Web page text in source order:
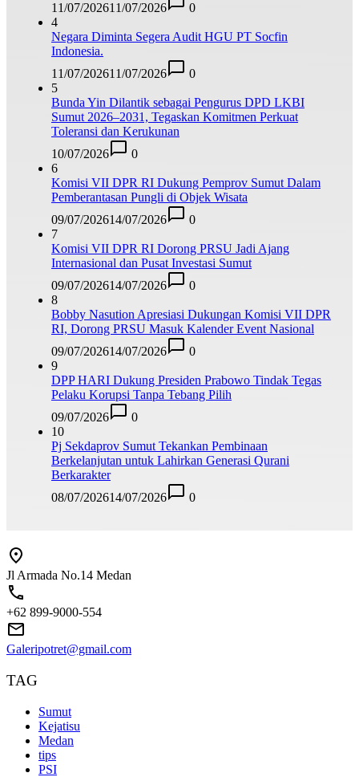
11/07/202611/07/2026
0
4
Negara Diminta Segera Audit HGU PT Socfin
Indonesia.
11/07/202611/07/2026
0
5
Bunda Yin Dilantik sebagai Pengurus DPD LKBI
Sumut 2026–2031, Tegaskan Komitmen Perkuat
Toleransi dan Kerukunan
10/07/2026
0
6
Komisi VII DPR RI Dukung Pemprov Sumut Dalam
Pemberantasan Pungli di Objek Wisata
09/07/202614/07/2026
0
7
Komisi VII DPR RI Dorong PRSU Jadi Ajang
Internasional dan Pusat Investasi Sumut
09/07/202614/07/2026
0
8
Bobby Nasution Apresiasi Dukungan Komisi VII DPR
RI, Dorong PRSU Masuk Kalender Event Nasional
09/07/202614/07/2026
0
9
DPP HARI Dukung Presiden Prabowo Tindak Tegas
Pelaku Korupsi Tanpa Tebang Pilih
09/07/2026
0
10
Pj Sekdaprov Sumut Tekankan Pembinaan
Berkelanjutan untuk Lahirkan Generasi Qurani
Berkarakter
08/07/202614/07/2026 0
Jl Armada No.14 Medan
+62 899-9000-554
Galeripotret@gmail.com
TAG
Sumut
Kejatisu
Medan
tips
PSI